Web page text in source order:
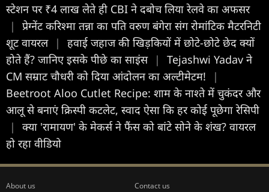
स्टेशन पर ₹4 लाख लेते ही CBI ने दबोच लिया रेलवे का अफसर
|
प्रेग्नेंट करिश्मा तन्ना का पति वरुण बंगेरा संग रोमांटिक मैटरनिटी
शूट वायरल |
हवाई जहाज की खिड़कियों में छोटे-छोटे छेद क्यों
होते हैं? जानिए इसके पीछे का साइंस |
Tejashwi Yadav ने
CM सम्राट चौधरी को दिया आंदोलन का अल्टीमेटम!
|
Beetroot Aloo Cutlet Recipe: शाम के नाश्ते में चुकंदर और
आलू से बनाएं क्रिस्पी कटलेट, स्वाद ऐसा कि हर कोई पूछेगा रेसिपी
|
क्या 'रामायण' के मेकर्स ने फैंस को बांटे सोने के शंख? वायरल
हो रहा वीडियो
About us Contact us